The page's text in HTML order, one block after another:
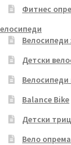
Фитнес
Велосипеди
Детски
Велосипеди
Balance Bike
Детски
Вело опрема